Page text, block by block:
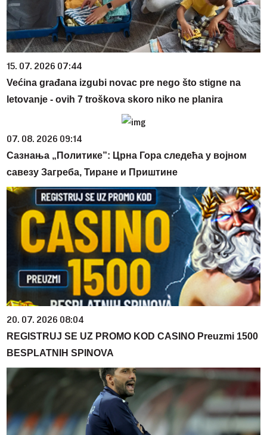
15. 07. 2026 07:44
Većina građana izgubi novac pre nego što stigne na
letovanje - ovih 7 troškova skoro niko ne planira
07. 08. 2026 09:14
Сазнања „Политике”: Црна Гора следећа у војном
савезу Загреба, Тиране и Приштине
20. 07. 2026 08:04
REGISTRUJ SE UZ PROMO KOD CASINO Preuzmi 1500
BESPLATNIH SPINOVA